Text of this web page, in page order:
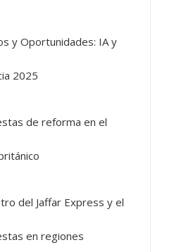
y Oportunidades: IA y
2025
de reforma en el
del Jaffar Express y el
en regiones